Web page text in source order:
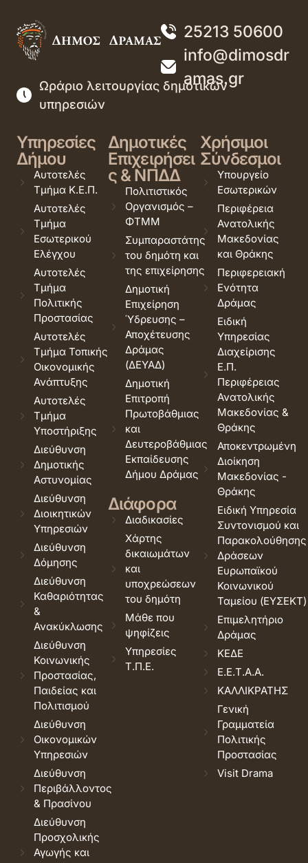
25213 50600
info@dimosdr
amas.gr
Ωράριο λειτουργίας δημοτικών
υπηρεσιών
Υπηρεσίες
Δήμου
Αυτοτελές
Τμήμα Κ.Ε.Π.
Αυτοτελές
Τμήμα
Εσωτερικού
Ελέγχου
Αυτοτελές
Τμήμα
Πολιτικής
Προστασίας
Αυτοτελές
Τμήμα Τοπικής
Οικονομικής
Ανάπτυξης
Αυτοτελές
Τμήμα
Υποστήριξης
Διεύθυνση
Δημοτικής
Αστυνομίας
Διεύθυνση
Διοικητικών
Υπηρεσιών
Διεύθυνση
Δόμησης
Διεύθυνση
Καθαριότητας
&
Ανακύκλωσης
Διεύθυνση
Κοινωνικής
Προστασίας,
Παιδείας και
Πολιτισμού
Διεύθυνση
Οικονομικών
Υπηρεσιών
Διεύθυνση
Περιβάλλοντος
& Πρασίνου
Διεύθυνση
Προσχολικής
Αγωγής και
Δημοτικές
Επιχειρήσει
ς & ΝΠΔΔ
Πολιτιστικός
Οργανισμός –
ΦΤΜΜ
Συμπαραστάτης
του δημότη και
της επιχείρησης
Δημοτική
Επιχείρηση
Ύδρευσης –
Αποχέτευσης
Δράμας
(ΔΕΥΑΔ)
Δημοτική
Επιτροπή
Πρωτοβάθμιας
και
Δευτεροβάθμιας
Εκπαίδευσης
Δήμου Δράμας
Διάφορα
Διαδικασίες
Χάρτης
δικαιωμάτων
και
υποχρεώσεων
του δημότη
Μάθε που
ψηφίζεις
Υπηρεσίες
Τ.Π.Ε.
Χρήσιμοι
Σύνδεσμοι
Υπουργείο
Εσωτερικών
Περιφέρεια
Ανατολικής
Μακεδονίας
και Θράκης
Περιφερειακή
Ενότητα
Δράμας
Ειδική
Υπηρεσίας
Διαχείρισης
Ε.Π.
Περιφέρειας
Ανατολικής
Μακεδονίας &
Θράκης
Αποκεντρωμένη
Διοίκηση
Μακεδονίας -
Θράκης
Ειδική Υπηρεσία
Συντονισμού και
Παρακολούθησης
Δράσεων
Ευρωπαϊκού
Κοινωνικού
Ταμείου (ΕΥΣΕΚΤ)
Επιμελητήριο
Δράμας
ΚΕΔΕ
Ε.Ε.Τ.Α.Α.
ΚΑΛΛΙΚΡΑΤΗΣ
Γενική
Γραμματεία
Πολιτικής
Προστασίας
Visit Drama